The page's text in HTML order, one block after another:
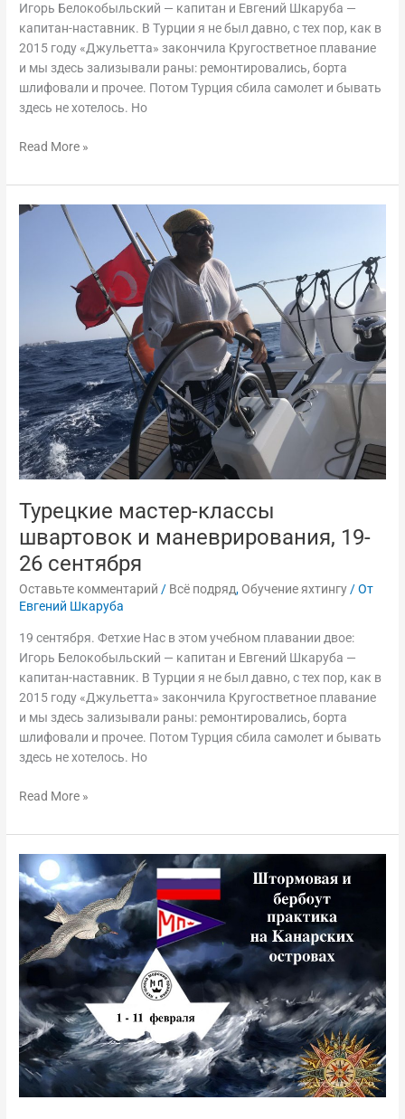
Игорь Белокобыльский — капитан и Евгений Шкаруба —
капитан-наставник. В Турции я не был давно, с тех пор, как в
2015 году «Джульетта» закончила Кругостветное плавание
и мы здесь зализывали раны: ремонтировались, борта
шлифовали и прочее. Потом Турция сбила самолет и бывать
здесь не хотелось. Но
Read More »
Турецкие мастер-классы
швартовок и маневрирования, 19-
26 сентября
Оставьте комментарий / Всё подряд, Обучение яхтингу/ От
Евгений Шкаруба
19 сентября. Фетхие Нас в этом учебном плавании двое:
Игорь Белокобыльский — капитан и Евгений Шкаруба —
капитан-наставник. В Турции я не был давно, с тех пор, как в
2015 году «Джульетта» закончила Кругостветное плавание
и мы здесь зализывали раны: ремонтировались, борта
шлифовали и прочее. Потом Турция сбила самолет и бывать
здесь не хотелось. Но
Турецкие
маневрирования,
26
сентября
Read More »
Штормовая
практика
на
Канарских
островах,
1-
11
февраля
2020
года